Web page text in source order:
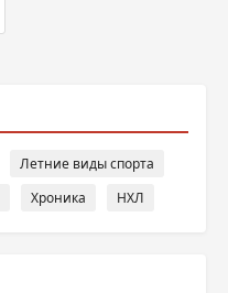
Летние виды спорта
Хроника НХЛ